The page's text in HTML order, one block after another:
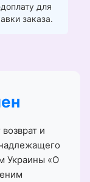
для
заказа.
и
Украины «О